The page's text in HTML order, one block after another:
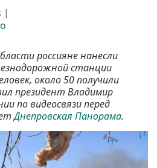
|
россияне нанесли
станции
около 50 получили
президент Владимир
по видеосвязи перед
Днепровская Панорама.